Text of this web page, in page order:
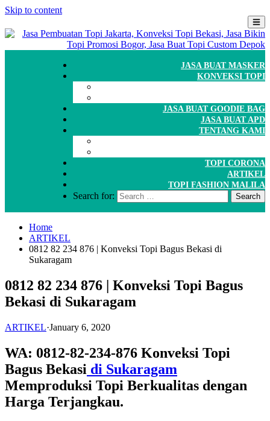
Skip to content
JASA BUAT MASKER
KONVEKSI TOPI
JASA BUAT GOODIE BAG
JASA BUAT APD
TENTANG KAMI
TOPI CORONA
ARTIKEL
TOPI FASHION MALILA
Search for:
Home
ARTIKEL
0812 82 234 876 | Konveksi Topi Bagus Bekasi di
Sukaragam
0812 82 234 876 | Konveksi Topi Bagus
Bekasi di Sukaragam
ARTIKEL·January 6, 2020
WA: 0812-82-234-876 Konveksi Topi
Bagus Bekasi di Sukaragam
Memproduksi Topi Berkualitas dengan
Harga Terjangkau.